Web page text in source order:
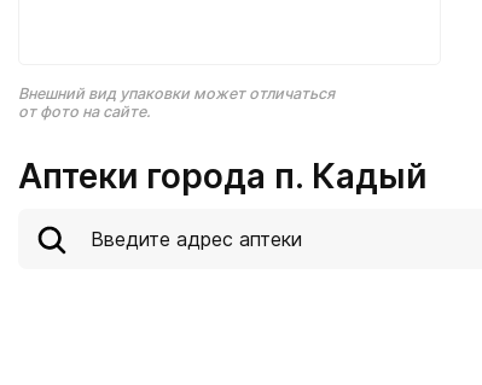
Внешний вид упаковки может отличаться
от фото на сайте.
Аптеки города п. Кадый